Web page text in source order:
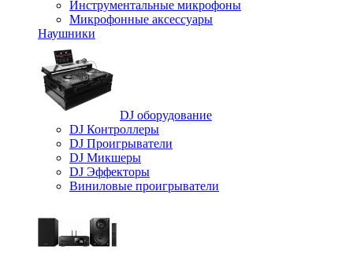
Инструментальные микрофоны
Микрофонные аксессуары
Наушники
DJ оборудование
DJ Контроллеры
DJ Проигрыватели
DJ Микшеры
DJ Эффекторы
Виниловые проигрыватели